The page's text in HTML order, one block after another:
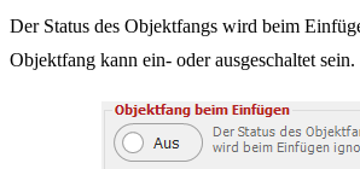
Der Status des Objektfangs wird beim
Objektfang kann ein- oder ausgeschaltet sein.